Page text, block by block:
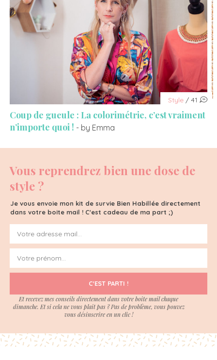
Style / 41
Coup de gueule : La colorimétrie, c’est vraiment
n’importe quoi ! - by Emma
Vous reprendrez bien une dose de
style ?
Je vous envoie mon kit de survie Bien Habillée directement
dans votre boite mail ! C'est cadeau de ma part ;)
C'EST PARTI !
Et recevez mes conseils directement dans votre boite mail chaque
dimanche. Et si cela ne vous plait pas ? Pas de problème, vous pouvez
vous désinscrire en un clic !